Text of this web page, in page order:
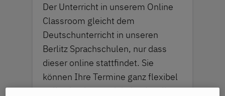
Der Unterricht in unserem Online
Classroom gleicht dem
Deutschunterricht in unseren
Berlitz Sprachschulen, nur dass
dieser online stattfindet. Sie
können Ihre Termine ganz flexibel
online buchen und dadurch selbst